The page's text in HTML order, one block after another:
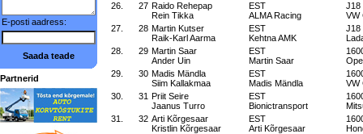
E-posti aadress:
Saada teade
Partnerid
26.
27 Raido Rehepap
Rein Tikka
EST
ALMA Racing
J18
VW
27.
28 Martin Kutser
Raik-Karl Aarma
EST
Kehtna AMK
J18
28.
29 Martin Saar
Ander Uin
EST
Martin Saar
29.
30 Madis Mändla
Siim Kallakmaa
EST
Madis Mändla
VW
30.
31 Priit Seire
Jaanus Turro
EST
Bionictransport
31.
32 Arti Kõrgesaar
Kristlin Kõrgesaar
EST
Arti Kõrgesaar